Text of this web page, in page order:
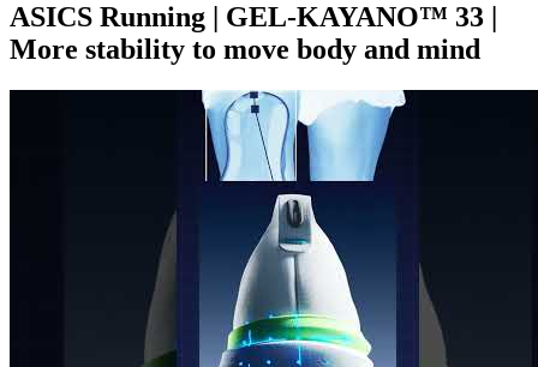
ASICS Running | GEL-KAYANO™ 33 |
More stability to move body and mind